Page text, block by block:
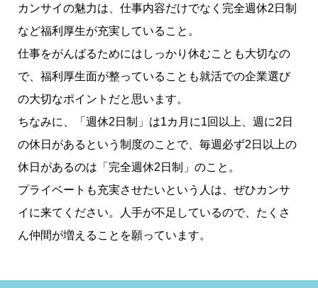
カンサイの魅力は、仕事内容だけでなく完全週休2日制
など福利厚生が充実していること。
仕事をがんばるためにはしっかり休むことも大切なの
で、福利厚生面が整っていることも就活での企業選び
の大切なポイントだと思います。
ちなみに、「週休2日制」は1カ月に1回以上、週に2日
の休日があるという制度のことで、毎週必ず2日以上の
休日があるのは「完全週休2日制」のこと。
プライベートも充実させたいという人は、ぜひカンサ
イに来てください。人手が不足しているので、たくさ
ん仲間が増えることを願っています。